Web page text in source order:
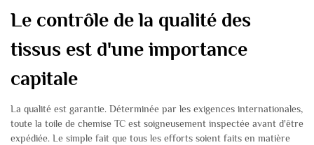
Le contrôle de la qualité des
tissus est d'une importance
capitale
La qualité est garantie. Déterminée par les exigences internationales,
toute la toile de chemise TC est soigneusement inspectée avant d'être
expédiée. Le simple fait que tous les efforts soient faits en matière